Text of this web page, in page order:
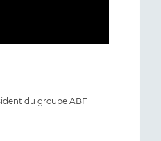
du groupe ABF